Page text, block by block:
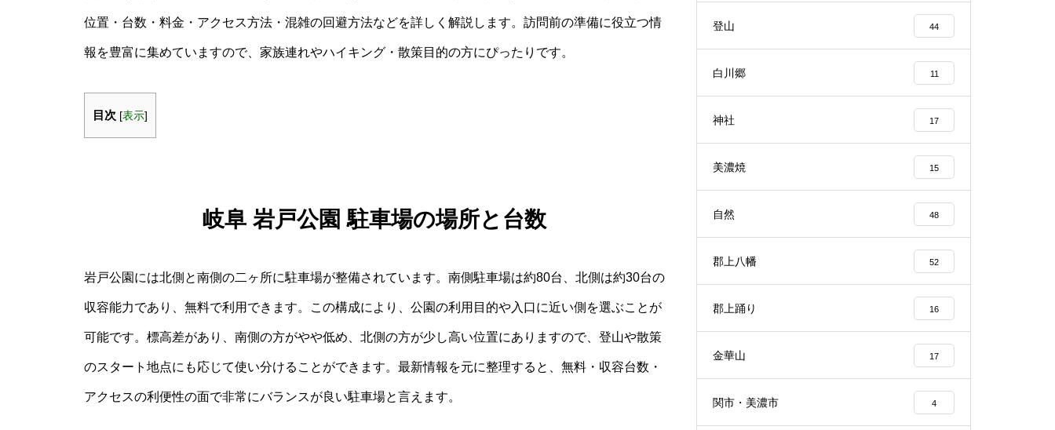
位置・台数・料金・アクセス方法・混雑の回避方法などを詳しく解説します。訪問前の準備に役立つ情
報を豊富に集めていますので、家族連れやハイキング・散策目的の方にぴったりです。
目次 [表示]
岐阜 岩戸公園 駐車場の場所と台数
岩戸公園には北側と南側の二ヶ所に駐車場が整備されています。南側駐車場は約80台、北側は約30台の
収容能力であり、無料で利用できます。この構成により、公園の利用目的や入口に近い側を選ぶことが
可能です。標高差があり、南側の方がやや低め、北側の方が少し高い位置にありますので、登山や散策
のスタート地点にも応じて使い分けることができます。最新情報を元に整理すると、無料・収容台数・
アクセスの利便性の面で非常にバランスが良い駐車場と言えます。
登山 44
白川郷 11
神社 17
美濃焼 15
自然 48
郡上八幡 52
郡上踊り 16
金華山 17
関市・美濃市 4